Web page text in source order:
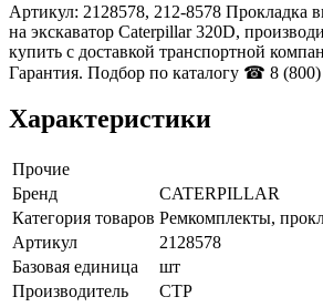
Артикул: 2128578, 212-8578 Прокладка
на экскаватор Caterpillar 320D,
купить с доставкой транспортной
Гарантия. Подбор по каталогу ☎ 8 (800)
Характеристики
Прочие
Бренд
CATERPILLAR
Категория товаров Ремкомплекты,
Артикул
2128578
Базовая единица
шт
Производитель
CTP